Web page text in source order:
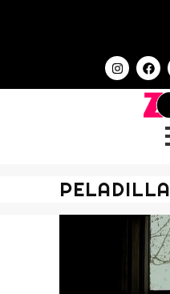
PELADILLA